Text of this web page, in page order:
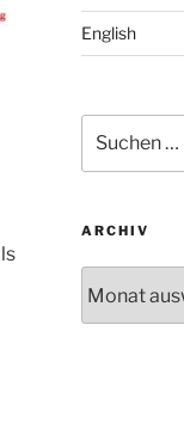
English
nach:
ARCHIV